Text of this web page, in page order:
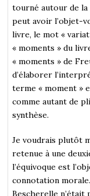
tourné autour de la
peut avoir l’objet-
livre, le mot «
« moments » du
« moments » de
d’élaborer
terme « moment »
comme autant de
synthèse.
Je voudrais plutôt
retenue à une
l’équivoque est
connotation
Bescherelle n’était